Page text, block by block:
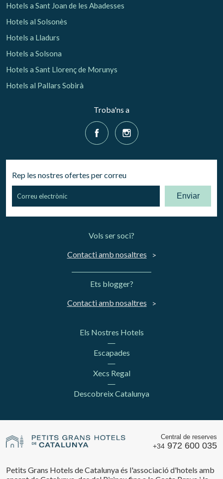
Hotels a Sant Joan de les Abadesses
Hotels al Solsonès
Hotels a Lladurs
Hotels a Solsona
Hotels a Sant Llorenç de Morunys
Hotels al Pallars Sobirà
Troba'ns a
Rep les nostres ofertes per correu
Enviar
Vols ser soci?
Contacti amb nosaltres
Ets blogger?
Contacti amb nosaltres
Els Nostres Hotels
Escapades
Xecs Regal
Descobreix Catalunya
Central de reserves
+34 972 600 035
Petits Grans Hotels de Catalunya és l'associació d'hotels amb